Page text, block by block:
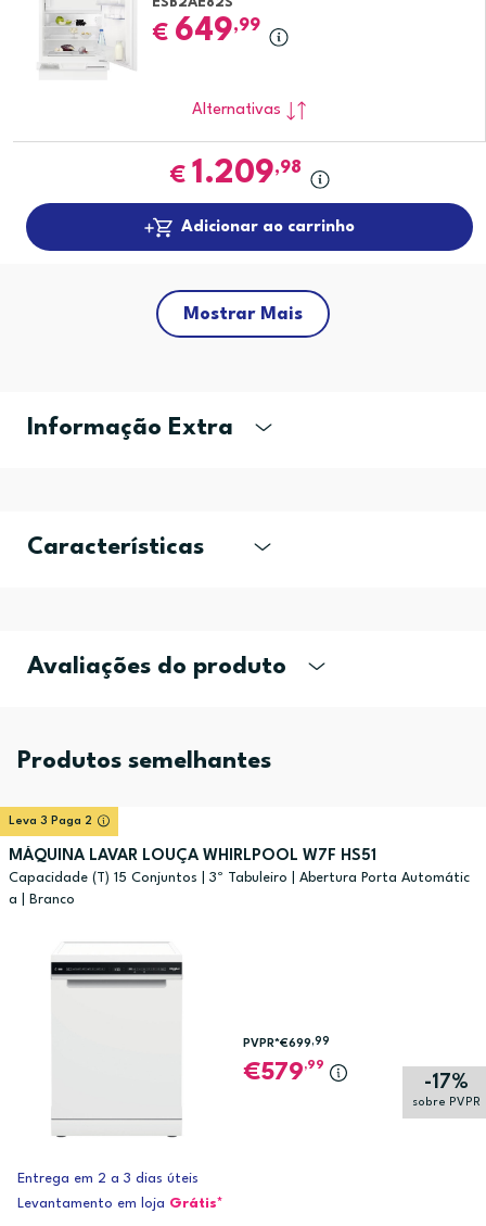
ESB2AE82S
€ 649,99
Alternativas
€ 1.209,98
Adicionar ao carrinho
Mostrar Mais
Informação Extra
Características
Avaliações do produto
Produtos semelhantes
Leva 3 Paga 2
MÁQUINA LAVAR LOUÇA WHIRLPOOL W7F HS51
Capacidade (T) 15 Conjuntos | 3º Tabuleiro | Abertura Porta Automátic
a | Branco
-17%
sobre PVPR
PVPR*€699 ,99
579,99
Entrega em 2 a 3 dias úteis
Levantamento em loja Grátis*